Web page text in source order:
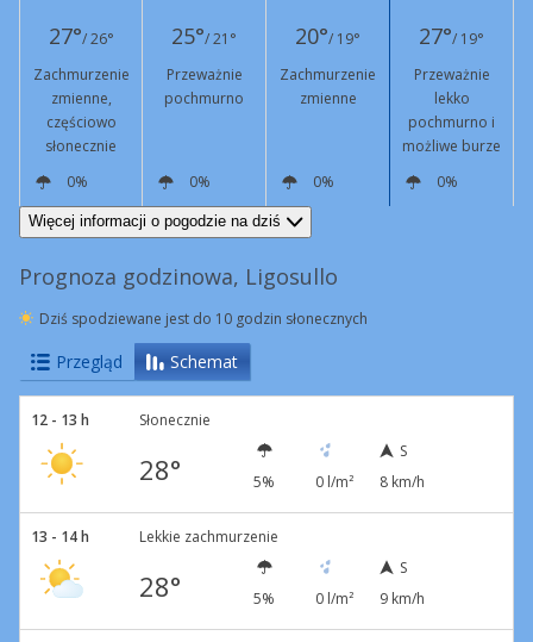
27°/ 26° 25°/ 21° 20°/ 19° 27°/ 19°
Zachmurzenie
zmienne,
częściowo
słonecznie
Przeważnie
pochmurno
Zachmurzenie
zmienne
Przeważnie
lekko
pochmurno i
możliwe burze
0%
0% 0%
0%
S
9 km/h S
4 km/h
Więcej informacji o pogodzie na dziś
Prognoza godzinowa, Ligosullo
Dziś spodziewane jest do 10 godzin słonecznych
Przegląd Schemat
12 - 13 h Słonecznie
28° 5% 0 l/m²
S
8 km/h
13 - 14 h Lekkie zachmurzenie
28° 5% 0 l/m²
S
9 km/h